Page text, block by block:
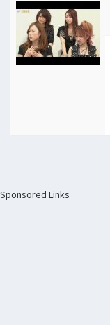
Sponsored Links